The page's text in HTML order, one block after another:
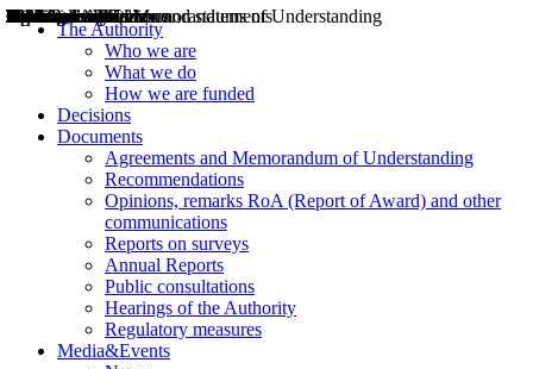
The Authority
Who we are
What we do
How we are funded
Decisions
Documents
Agreements and Memorandum of Understanding
Recommendations
Opinions, remarks RoA (Report of Award) and other
communications
Reports on surveys
Annual Reports
Public consultations
Hearings of the Authority
Regulatory measures
Media&Events
Decisions
Opinions
Public consultations
Hearings
Recommendations
Agreements and Memorandums of Understanding
Relazioni annuali
Misure di regolazione
News
Press Releases
Bollettini ART
Convegni ART
President’s interviews
Top articles
President’s speeches and statements
2004
2005
2010
2013
2014
2015
2016
2017
2018
2019
202
2020
2021
2022
2023
2024
2025
2026
Aereo
Marittimo
Terrestre